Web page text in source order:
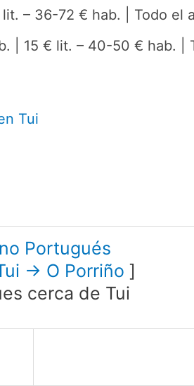
– 36-72 € hab. | Todo el
| 15 € lit. – 40-50 € hab. |
Tui
Portugués
→ O Porriño ]
cerca de Tui